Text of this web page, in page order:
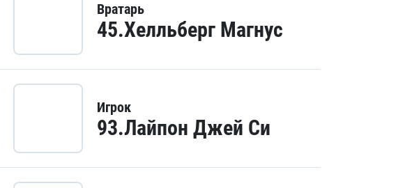
Вратарь
45.Хелльберг Магнус
Игрок
93.Лайпон Джей Си